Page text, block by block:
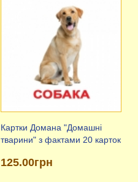
Картки Домана "Домашні
тварини" з фактами 20 карток
125.00грн